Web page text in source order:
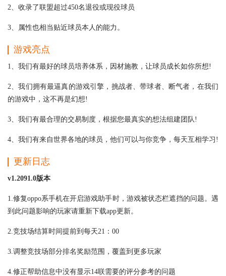
2、收录了联盟超过450名退役或现役球员
3、属性也相当贴近球员本人的能力。
游戏亮点
1、我们有最好的球员培养体系，因材施教，让球员成长如你所想!
2、我们拥有最逼真的游戏引擎，挑战者、带球者、断气者，在我们
的游戏中，这不再是幻想!
3、我们有最合理的交易制度，根据您最真实的想法组建团队!
4、我们有来自世界各地的球员，他们可以与你竞争，每天互相学习!
更新日志
v1.2091.0版本
1.修复oppo系手机在开启游戏助手时，游戏被状态栏遮挡的问题。遇
到此问题影响的玩家请重新下载app更新。
2.竞技场结算时间提前到每天21：00
3.调整竞技场部分排名奖励范围，覆盖到更多玩家
4.修正帮助信息中没有显示14联需要的评分参考的问题